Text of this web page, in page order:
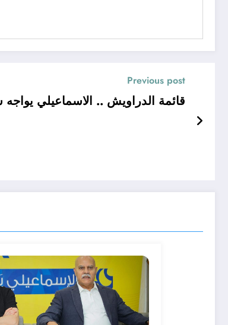
Previous post
قائمة الدراويش .. الاسماعيلي يواجه